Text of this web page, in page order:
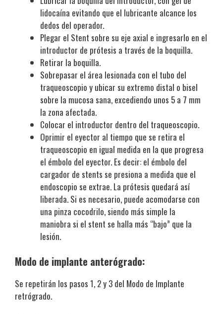
lidocaína evitando que el lubricante alcance los
dedos del operador.
Plegar el Stent sobre su eje axial e ingresarlo en el
introductor de prótesis a través de la boquilla.
Retirar la boquilla.
Sobrepasar el área lesionada con el tubo del
traqueoscopio y ubicar su extremo distal o bisel
sobre la mucosa sana, excediendo unos 5 a 7 mm
la zona afectada.
Colocar el introductor dentro del traqueoscopio.
Oprimir el eyector al tiempo que se retira el
traqueoscopio en igual medida en la que progresa
el émbolo del eyector. Es decir: el émbolo del
cargador de stents se presiona a medida que el
endoscopio se extrae. La prótesis quedará así
liberada. Si es necesario, puede acomodarse con
una pinza cocodrilo, siendo más simple la
maniobra si el stent se halla más “bajo” que la
lesión.
Modo de implante anterógrado:
Se repetirán los pasos 1, 2 y 3 del Modo de Implante
retrógrado.